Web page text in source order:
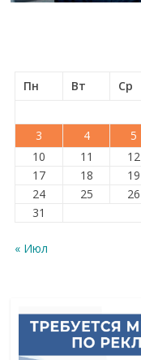
Пн
Вт Ср
3
4 5
10
11 12
17
18 19
24
25 26
31
« Июл